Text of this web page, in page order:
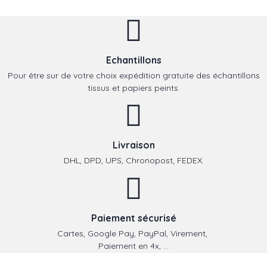
Echantillons
Pour être sur de votre choix expédition gratuite des échantillons
tissus et papiers peints.
Livraison
DHL, DPD, UPS, Chronopost, FEDEX.
Paiement sécurisé
Cartes, Google Pay, PayPal, Virement,
Paiement en 4x, ...